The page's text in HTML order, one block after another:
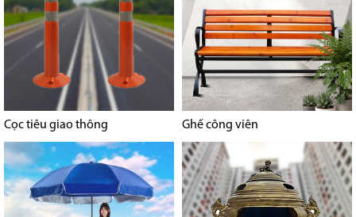
Cọc tiêu giao thông Ghế công viên